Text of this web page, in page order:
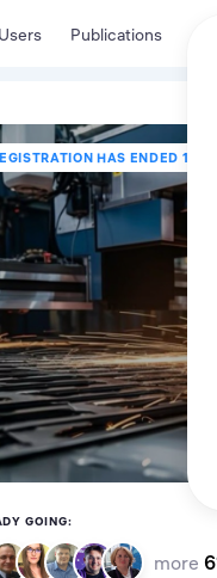
Users Publications
HAS ENDED 14
GOING:
more